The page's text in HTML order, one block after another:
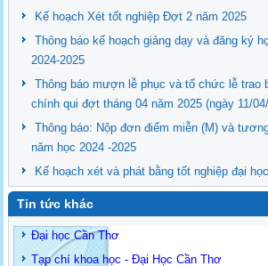
Kế hoạch Xét tốt nghiệp Đợt 2 năm 2025
Thông báo kế hoạch giảng dạy và đăng ký
2024-2025
Thông báo mượn lễ phục và tổ chức lễ trao
chính qui đợt tháng 04 năm 2025 (ngày 11/
Thông báo: Nộp đơn điểm miễn (M) và
năm học 2024 -2025
Kế hoạch xét và phát bằng tốt nghiệp đại
Tin tức khác
Đại học Cần Thơ
Tạp chí khoa học - Đại Học Cần Thơ